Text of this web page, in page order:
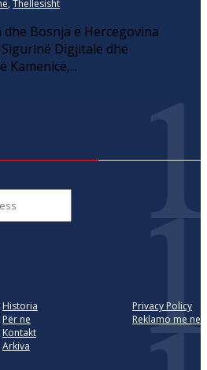
, Thellesisht
Bosnja e Hercegovina
Digjitale dhe
Kamenicë,...
Historia
Për ne
Kontakt
Arkiva
Privacy Policy
Reklamo me ne